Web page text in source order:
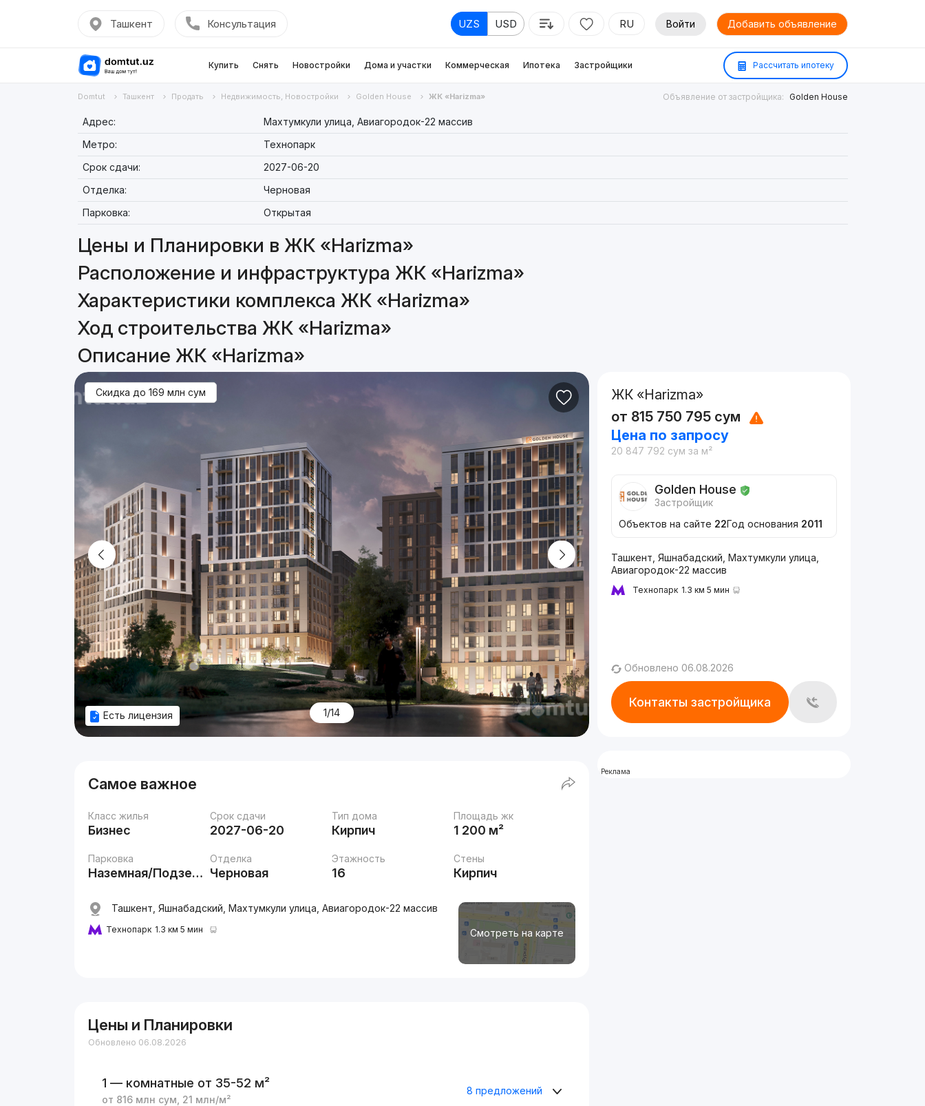
Ташкент Консультация UZS USD RU Войти Добавить объявление
Купить Снять Новостройки Дома и участки Коммерческая Ипотека Застройщики Рассчитать ипотеку
Domtut Ташкент Продать Недвижимость, Новостройки Golden House ЖК «Harizma» Объявление от застройщика: Golden House
Адрес:
Махтумкули улица, Авиагородок-22 массив
Метро:
Технопарк
Срок сдачи:
2027-06-20
Отделка:
Черновая
Парковка:
Открытая
Цены и Планировки в ЖК «Harizma»
Расположение и инфраструктура ЖК «Harizma»
Характеристики комплекса ЖК «Harizma»
Ход строительства ЖК «Harizma»
Описание ЖК «Harizma»
Скидка до169 млн сум
1/14
Есть лицензия
Самое важное
Класс жилья
Бизнес
Срок сдачи
2027-06-20
Тип дома
Кирпич
Площадь жк
1 200 м²
Парковка
Наземная/Подземная
Отделка
Черновая
Этажность
16
Стены
Кирпич
Смотреть на карте
Ташкент, Яшнабадский, Махтумкули улица, Авиагородок-22 массив
Технопарк 1.3 км 5 мин
Цены и Планировки
Обновлено 06.08.2026
1 — комнатные от 35-52 м²
от 816 млн сум 21 млн/м²
8 предложений
ЖК «Harizma»
от 815 750 795 сум
Цена по запросу
20 847 792 сум за м²
Golden House
Застройщик
Объектов на сайте 22Год основания 2011
Ташкент, Яшнабадский, Махтумкули улица,
Авиагородок-22 массив
Технопарк 1.3 км 5 мин
Обновлено 06.08.2026
Контакты застройщика
Реклама